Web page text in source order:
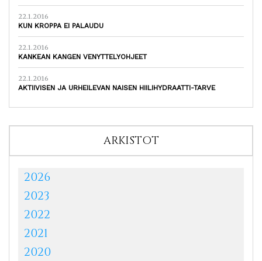
22.1.2016
KUN KROPPA EI PALAUDU
22.1.2016
KANKEAN KANGEN VENYTTELYOHJEET
22.1.2016
AKTIIVISEN JA URHEILEVAN NAISEN HIILIHYDRAATTI-TARVE
ARKISTOT
2026
2023
2022
2021
2020